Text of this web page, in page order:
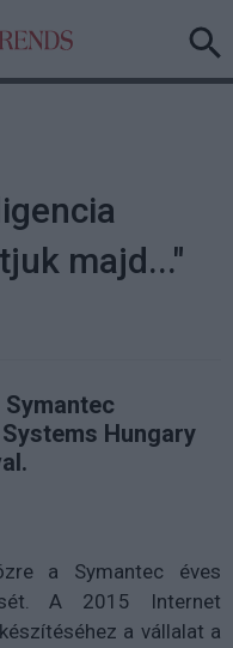
majd..."
Hungary
a Symantec éves
A 2015 Internet
a vállalat a